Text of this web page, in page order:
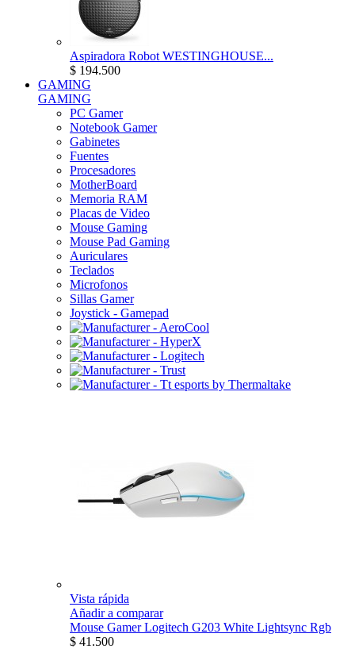
Aspiradora Robot WESTINGHOUSE...
$ 194.500
GAMING
GAMING
PC Gamer
Notebook Gamer
Gabinetes
Fuentes
Procesadores
MotherBoard
Memoria RAM
Placas de Video
Mouse Gaming
Mouse Pad Gaming
Auriculares
Teclados
Microfonos
Sillas Gamer
Joystick - Gamepad
Vista rápida
Añadir a comparar
Mouse Gamer Logitech G203 White Lightsync Rgb
$ 41.500